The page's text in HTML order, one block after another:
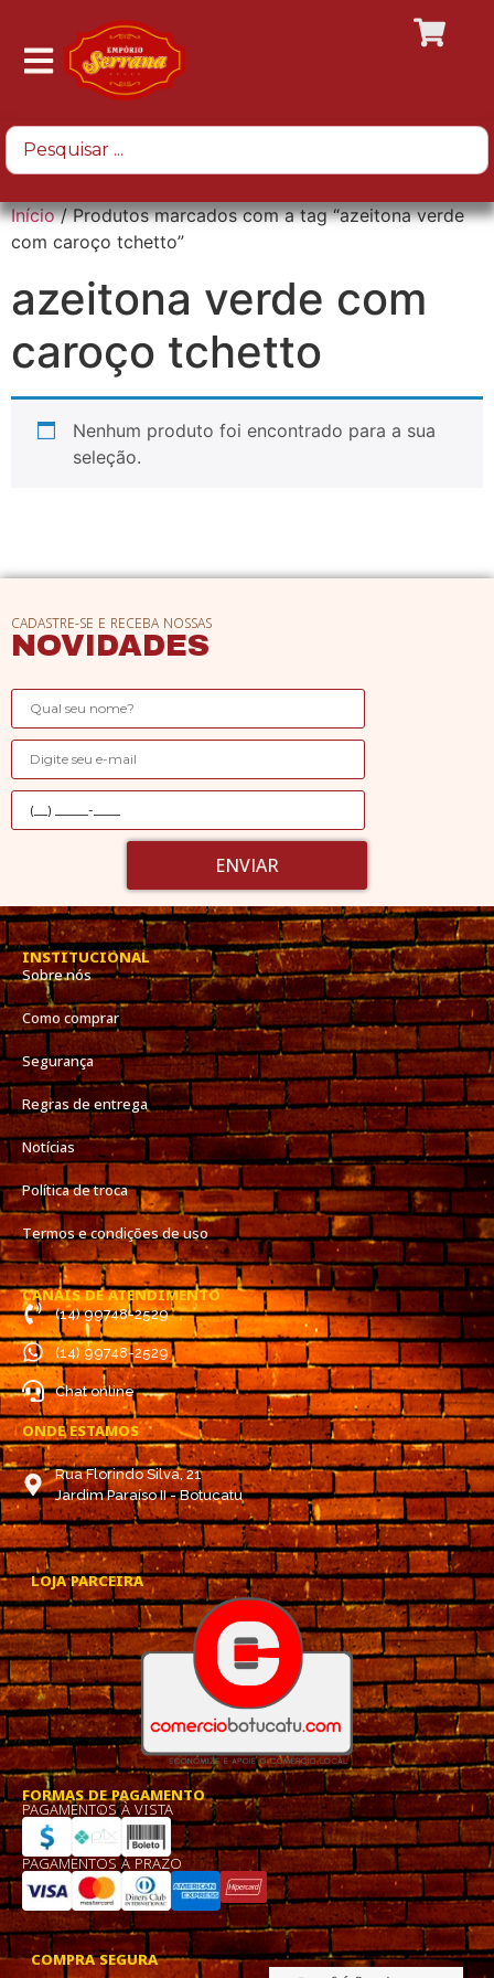
Início/ Produtos marcados com a tag “azeitona verde
com caroço tchetto”
azeitona verde com
caroço tchetto
Nenhum produto foi encontrado para a sua
seleção.
CADASTRE-SE E RECEBA NOSSAS
NOVIDADES
ENVIAR
INSTITUCIONAL
Sobre nós
Como comprar
Segurança
Regras de entrega
Notícias
Política de troca
Termos e condições de uso
CANAIS DE ATENDIMENTO
(14) 99748-2529
(14) 99748-2529
Chat online
ONDE ESTAMOS
Rua Florindo Silva, 21
Jardim Paraíso II - Botucatu
LOJA PARCEIRA
FORMAS DE PAGAMENTO
PAGAMENTOS À VISTA
PAGAMENTOS À PRAZO
COMPRA SEGURA